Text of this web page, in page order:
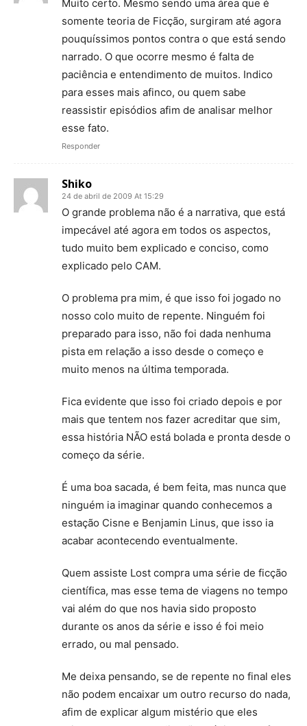
Muito certo. Mesmo sendo uma área que é
somente teoria de Ficção, surgiram até agora
pouquíssimos pontos contra o que está sendo
narrado. O que ocorre mesmo é falta de
paciência e entendimento de muitos. Indico
para esses mais afinco, ou quem sabe
reassistir episódios afim de analisar melhor
esse fato.
Responder
Shiko
24 de abril de 2009 At 15:29
O grande problema não é a narrativa, que está
impecável até agora em todos os aspectos,
tudo muito bem explicado e conciso, como
explicado pelo CAM.
O problema pra mim, é que isso foi jogado no
nosso colo muito de repente. Ninguém foi
preparado para isso, não foi dada nenhuma
pista em relação a isso desde o começo e
muito menos na última temporada.
Fica evidente que isso foi criado depois e por
mais que tentem nos fazer acreditar que sim,
essa história NÃO está bolada e pronta desde o
começo da série.
É uma boa sacada, é bem feita, mas nunca que
ninguém ia imaginar quando conhecemos a
estação Cisne e Benjamin Linus, que isso ia
acabar acontecendo eventualmente.
Quem assiste Lost compra uma série de ficção
científica, mas esse tema de viagens no tempo
vai além do que nos havia sido proposto
durante os anos da série e isso é foi meio
errado, ou mal pensado.
Me deixa pensando, se de repente no final eles
não podem encaixar um outro recurso do nada,
afim de explicar algum mistério que eles